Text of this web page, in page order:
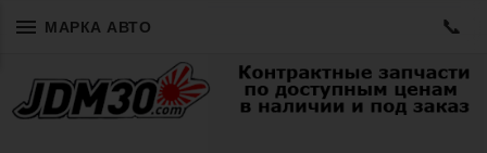
МАРКА АВТО 📞